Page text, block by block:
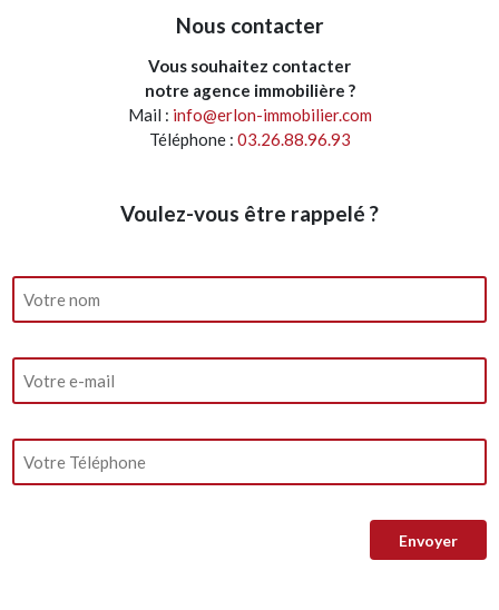
Nous contacter
Vous souhaitez contacter
notre agence immobilière ?
Mail : info@erlon-immobilier.com
Téléphone : 03.26.88.96.93
Voulez-vous être rappelé ?